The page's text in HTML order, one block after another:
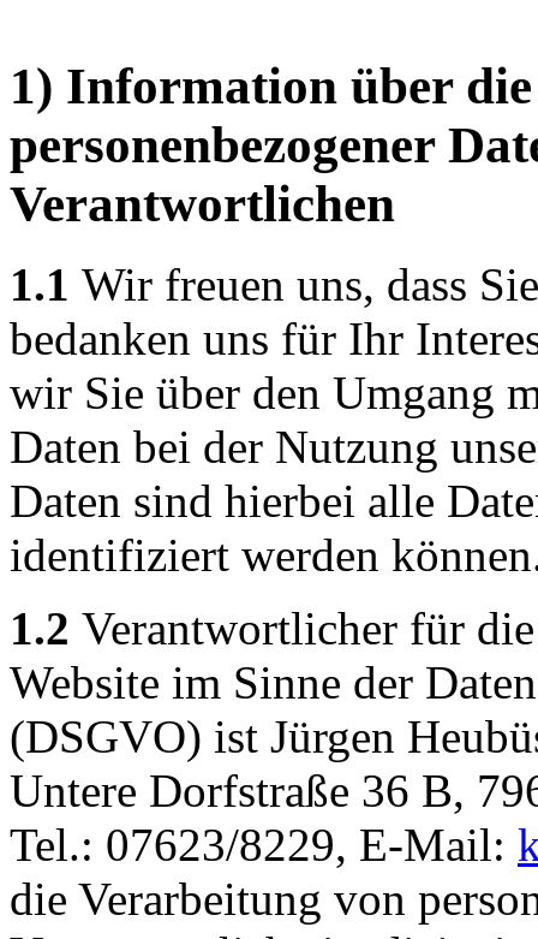
1) Information über
personenbezogener
Verantwortlichen
1.1 Wir freuen uns, dass
bedanken uns für Ihr
wir Sie über den Umgang
Daten bei der Nutzung
Daten sind hierbei alle
identifiziert werden
1.2 Verantwortlicher für
Website im Sinne der
(DSGVO) ist Jürgen
Untere Dorfstraße 36 B,
Tel.: 07623/8229, E-Mail:
die Verarbeitung von